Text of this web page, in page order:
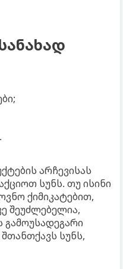
არჩევისას
სუნს. თუ ისინი
ქიმიკატებით,
შეუძლებელია,
გამოუსადეგარი
სუნს,